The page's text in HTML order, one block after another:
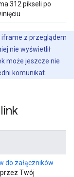
312 pikseli po
z przeglądem
nie wyświetlił
może jeszcze nie
komunikat.
do załączników
Twój